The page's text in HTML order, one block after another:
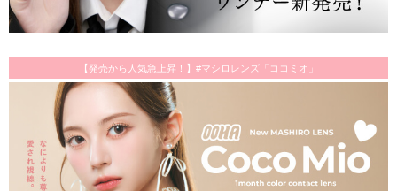
【発売から人気急上昇！】#マシロレンズ「ココミオ」